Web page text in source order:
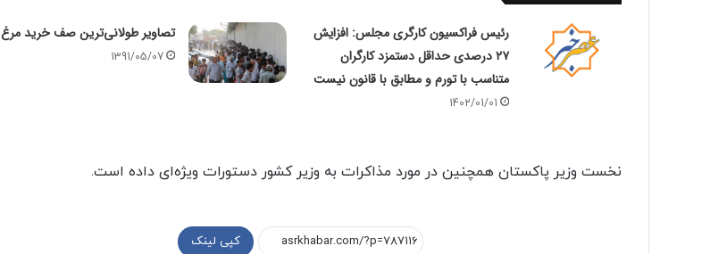
رئیس فراکسیون کارگری مجلس: افزایش
۲۷ درصدی حداقل دستمزد کارگران
متناسب با تورم و مطابق با قانون نیست
1402/01/01
تصاویر طولانی‌ترین صف خرید مرغ
1391/05/07
نخست وزیر پاکستان همچنین در مورد مذاکرات به وزیر کشور دستورات ویژه‌ای داده است.
کپی لینک